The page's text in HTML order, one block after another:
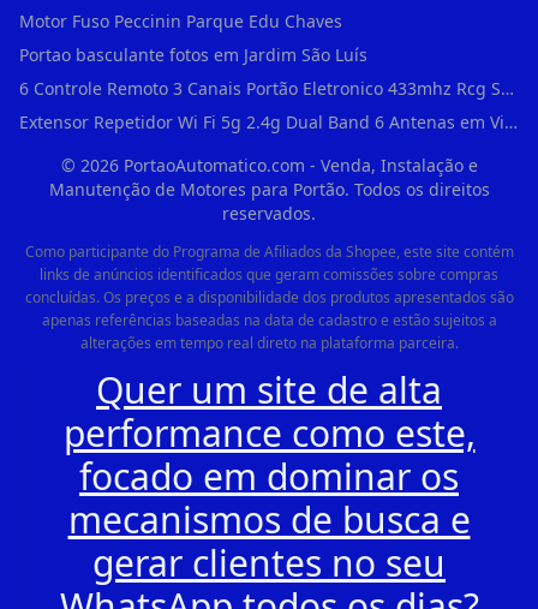
Motor Fuso Peccinin Parque Edu Chaves
Portao basculante fotos em Jardim São Luís
6 Controle Remoto 3 Canais Portão Eletronico 433mhz Rcg Seg Garen Ppa em Vila Clementino
Extensor Repetidor Wi Fi 5g 2.4g Dual Band 6 Antenas em Vila Sônia
© 2026PortaoAutomatico.com - Venda, Instalação e
Manutenção de Motores para Portão. Todos os direitos
reservados.
Como participante do Programa de Afiliados da Shopee, este site contém
links de anúncios identificados que geram comissões sobre compras
concluídas. Os preços e a disponibilidade dos produtos apresentados são
apenas referências baseadas na data de cadastro e estão sujeitos a
alterações em tempo real direto na plataforma parceira.
Quer um site de alta
performance como este,
focado em dominar os
mecanismos de busca e
gerar clientes no seu